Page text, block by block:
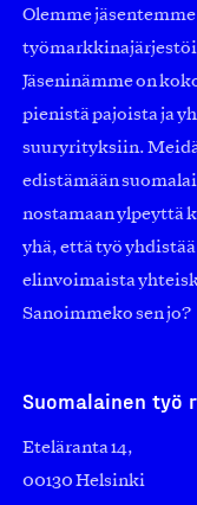
Olemme
Jäseninämme on
pienistä pajoista ja
suuryrityksiin.
edistämään
nostamaan ylpeyttä
yhä, että työ
elinvoimaista
Sanoimmeko sen jo?
Suomalainen työ
Eteläranta 14,
00130 Helsinki